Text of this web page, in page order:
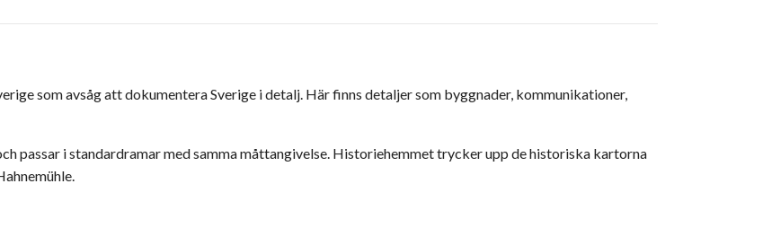
som avsåg att dokumentera Sverige i detalj. Här finns detaljer som byggnader, kommunikationer,
passar i standardramar med samma måttangivelse. Historiehemmet trycker upp de historiska kartorna